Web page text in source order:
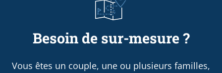
Besoin de sur-mesure ?
Vous êtes un couple, une ou plusieurs familles,